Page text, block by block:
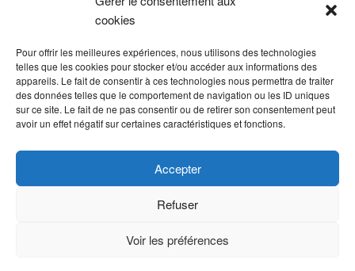
cookies
Pour offrir les meilleures expériences, nous utilisons des technologies
telles que les cookies pour stocker et/ou accéder aux informations des
appareils. Le fait de consentir à ces technologies nous permettra de traiter
des données telles que le comportement de navigation ou les ID uniques
sur ce site. Le fait de ne pas consentir ou de retirer son consentement peut
avoir un effet négatif sur certaines caractéristiques et fonctions.
Accepter
Refuser
Voir les préférences
Les fleurs préférées des Français
Combien de fois arroser un cactus ?
Quelles fleurs offrir pour la fête des mères ?
Idées de décoration avec fleurs séchées